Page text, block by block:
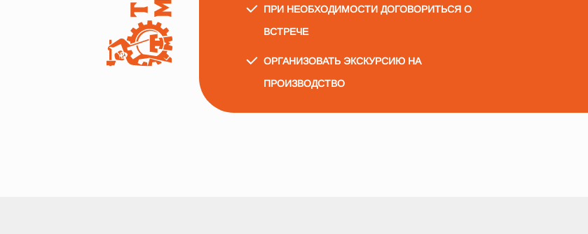
ПРИ НЕОБХОДИМОСТИ ДОГОВОРИТЬСЯ О
ВСТРЕЧЕ
ОРГАНИЗОВАТЬ ЭКСКУРСИЮ НА
ПРОИЗВОДСТВО